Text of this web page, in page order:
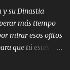
y su Dinastia
más tiempo
mirar esos ojitos
que tú estés en